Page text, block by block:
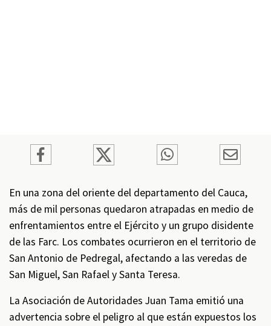
En una zona del oriente del departamento del Cauca,
más de mil personas quedaron atrapadas en medio de
enfrentamientos entre el Ejército y un grupo disidente
de las Farc. Los combates ocurrieron en el territorio de
San Antonio de Pedregal, afectando a las veredas de
San Miguel, San Rafael y Santa Teresa.
La Asociación de Autoridades Juan Tama emitió una
advertencia sobre el peligro al que están expuestos los